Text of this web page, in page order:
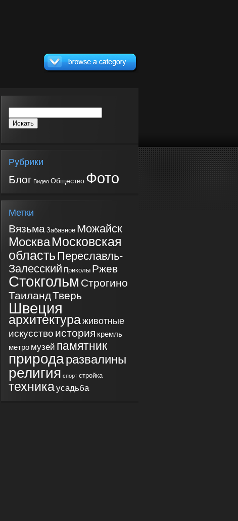
Рубрики
Блог Видео Общество Фото
Метки
Вязьма Забавное Можайск
МоскваМосковская
область Переславль-
Залесский Приколы Ржев
Стокгольм Строгино
ТаиландТверь
Швеция
архитектураживотные
искусство история кремль
метро музей памятник
природаразвалины
религия спорт стройка
техникаусадьба